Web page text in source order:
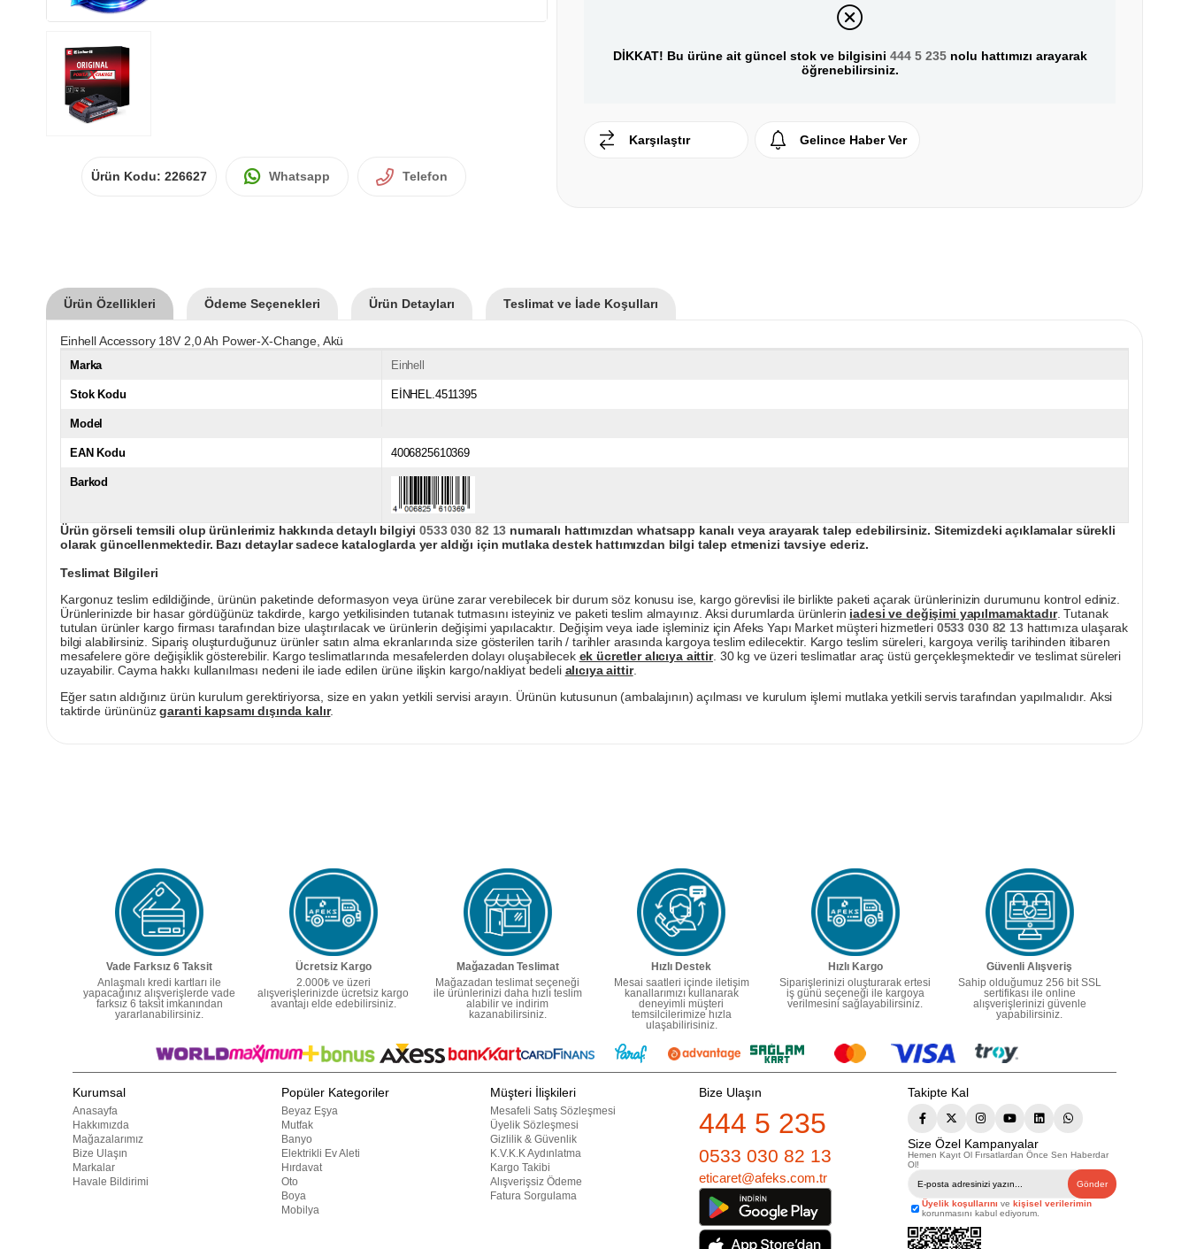
Ürün Kodu: 226627 Whatsapp Telefon
DİKKAT! Bu ürüne ait güncel stok ve bilgisini 444 5 235nolu hattımızı arayarak
öğrenebilirsiniz.
Karşılaştır Gelince Haber Ver
Ürün Özellikleri Ödeme Seçenekleri Ürün Detayları Teslimat ve İade Koşulları
Einhell Accessory 18V 2,0 Ah Power-X-Change, Akü
Marka Einhell
Stok Kodu EİNHEL.4511395
Model
EAN Kodu 4006825610369
Barkod
Ürün görseli temsili olup ürünlerimiz hakkında detaylı bilgiyi0533 030 82 13 numaralı hattımızdan whatsapp kanalı veya arayarak talep edebilirsiniz. Sitemizdeki açıklamalar sürekli
olarak güncellenmektedir. Bazı detaylar sadece kataloglarda yer aldığı için mutlaka destek hattımızdan bilgi talep etmenizi tavsiye ederiz.
Teslimat Bilgileri
Kargonuz teslim edildiğinde, ürünün paketinde deformasyon veya ürüne zarar verebilecek bir durum söz konusu ise, kargo görevlisi ile birlikte paketi açarak ürünlerinizin durumunu kontrol ediniz.
Ürünlerinizde bir hasar gördüğünüz takdirde, kargo yetkilisinden tutanak tutmasını isteyiniz ve paketi teslim almayınız. Aksi durumlarda ürünlerin iadesi ve değişimi yapılmamaktadır. Tutanak
tutulan ürünler kargo firması tarafından bize ulaştırılacak ve ürünlerin değişimi yapılacaktır. Değişim veya iade işleminiz için Afeks Yapı Market müşteri hizmetleri 0533 030 82 13hattımıza ulaşarak
bilgi alabilirsiniz. Sipariş oluşturduğunuz ürünler satın alma ekranlarında size gösterilen tarih / tarihler arasında kargoya teslim edilecektir. Kargo teslim süreleri, kargoya veriliş tarihinden itibaren
mesafelere göre değişiklik gösterebilir. Kargo teslimatlarında mesafelerden dolayı oluşabilecek ek ücretler alıcıya aittir. 30 kg ve üzeri teslimatlar araç üstü gerçekleşmektedir ve teslimat süreleri
uzayabilir. Cayma hakkı kullanılması nedeni ile iade edilen ürüne ilişkin kargo/nakliyat bedeli alıcıya aittir.
Eğer satın aldığınız ürün kurulum gerektiriyorsa, size en yakın yetkili servisi arayın. Ürünün kutusunun (ambalajının) açılması ve kurulum işlemi mutlaka yetkili servis tarafından yapılmalıdır. Aksi
taktirde ürününüzgaranti kapsamı dışında kalır.
Vade Farksız 6 Taksit
Anlaşmalı kredi kartları ile
yapacağınız alışverişlerde vade
farksız 6 taksit imkanından
yararlanabilirsiniz.
Ücretsiz Kargo
2.000₺ ve üzeri
alışverişlerinizde ücretsiz kargo
avantajı elde edebilirsiniz.
Mağazadan Teslimat
Mağazadan teslimat seçeneği
ile ürünlerinizi daha hızlı teslim
alabilir ve indirim
kazanabilirsiniz.
Hızlı Destek
Mesai saatleri içinde iletişim
kanallarımızı kullanarak
deneyimli müşteri
temsilcilerimize hızla
ulaşabilirisiniz.
Hızlı Kargo
Siparişlerinizi oluşturarak ertesi
iş günü seçeneği ile kargoya
verilmesini sağlayabilirsiniz.
Güvenli Alışveriş
Sahip olduğumuz 256 bit SSL
sertifikası ile online
alışverişlerinizi güvenle
yapabilirsiniz.
Kurumsal
Anasayfa
Hakkımızda
Mağazalarımız
Bize Ulaşın
Markalar
Havale Bildirimi
Popüler Kategoriler
Beyaz Eşya
Mutfak
Banyo
Elektrikli Ev Aleti
Hırdavat
Oto
Boya
Mobilya
Müşteri İlişkileri
Mesafeli Satış Sözleşmesi
Üyelik Sözleşmesi
Gizlilik & Güvenlik
K.V.K.K Aydınlatma
Kargo Takibi
Alışverişsiz Ödeme
Fatura Sorgulama
Bize Ulaşın
444 5 235
0533 030 82 13
eticaret@afeks.com.tr
Takipte Kal
Size Özel Kampanyalar
Hemen Kayıt Ol Fırsatlardan Önce Sen Haberdar
Ol!
Gönder
Üyelik koşullarını ve kişisel verilerimin
korunmasını kabul ediyorum.